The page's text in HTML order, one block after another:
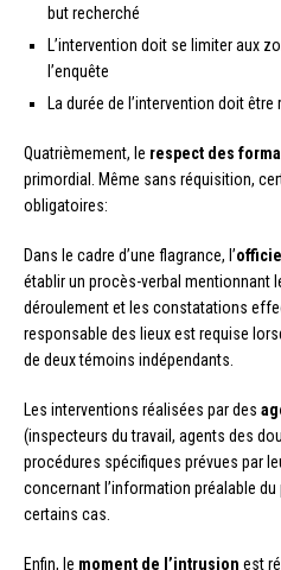
but recherché
L’intervention doit se limiter aux
l’enquête
La durée de l’intervention doit être
Quatrièmement, le respect des
primordial. Même sans réquisition,
obligatoires:
Dans le cadre d’une flagrance, l’
établir un procès-verbal mentionnant
déroulement et les constatations
responsable des lieux est requise
de deux témoins indépendants.
Les interventions réalisées par des
(inspecteurs du travail, agents des
procédures spécifiques prévues par
concernant l’information préalable
certains cas.
Enfin, le moment de l’intrusion est